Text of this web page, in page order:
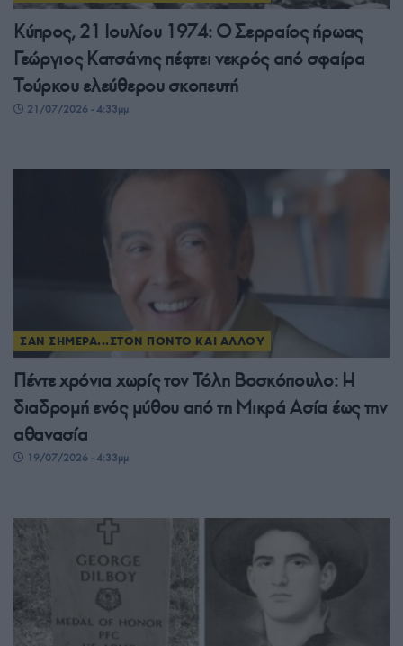
Κύπρος, 21 Ιουλίου 1974: Ο Σερραίος ήρωας
Γεώργιος Κατσάνης πέφτει νεκρός από σφαίρα
Τούρκου ελεύθερου σκοπευτή
21/07/2026 - 4:33μμ
ΣΑΝ ΣΗΜΕΡΑ...ΣΤΟΝ ΠΟΝΤΟ ΚΑΙ ΑΛΛΟΥ
Πέντε χρόνια χωρίς τον Τόλη Βοσκόπουλο: Η
διαδρομή ενός μύθου από τη Μικρά Ασία έως την
αθανασία
19/07/2026 - 4:33μμ